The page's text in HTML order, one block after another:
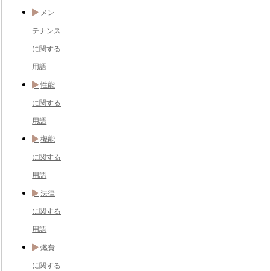
メン
テナンス
に関する
用語
性能
に関する
用語
機能
に関する
用語
法律
に関する
用語
燃費
に関する